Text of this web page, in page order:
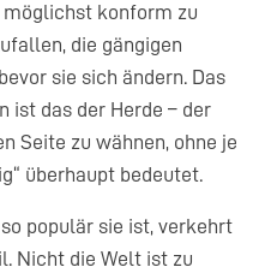
möglichst konform zu
die gängigen
sie sich ändern. Das
ist das der Herde – der
Seite zu wähnen, ohne je
überhaupt bedeutet.
populär sie ist, verkehrt
Nicht die Welt ist zu